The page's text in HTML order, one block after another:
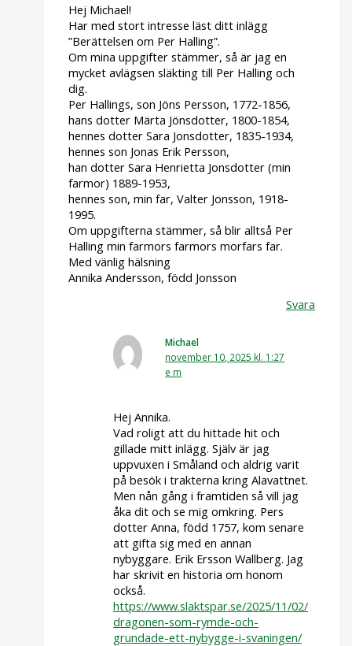
Hej Michael!
Har med stort intresse läst ditt inlägg
”Berättelsen om Per Halling”.
Om mina uppgifter stämmer, så är jag en
mycket avlägsen släkting till Per Halling och
dig.
Per Hallings, son Jöns Persson, 1772-1856,
hans dotter Märta Jönsdotter, 1800-1854,
hennes dotter Sara Jonsdotter, 1835-1934,
hennes son Jonas Erik Persson,
han dotter Sara Henrietta Jonsdotter (min
farmor) 1889-1953,
hennes son, min far, Valter Jonsson, 1918-
1995.
Om uppgifterna stämmer, så blir alltså Per
Halling min farmors farmors morfars far.
Med vänlig hälsning
Annika Andersson, född Jonsson
Svara
Michael
november 10, 2025 kl. 1:27
e m
Hej Annika.
Vad roligt att du hittade hit och
gillade mitt inlägg. Själv är jag
uppvuxen i Småland och aldrig varit
på besök i trakterna kring Alavattnet.
Men nån gång i framtiden så vill jag
åka dit och se mig omkring. Pers
dotter Anna, född 1757, kom senare
att gifta sig med en annan
nybyggare. Erik Ersson Wallberg. Jag
har skrivit en historia om honom
också.
https://www.slaktspar.se/2025/11/02/
dragonen-som-rymde-och-
grundade-ett-nybygge-i-svaningen/